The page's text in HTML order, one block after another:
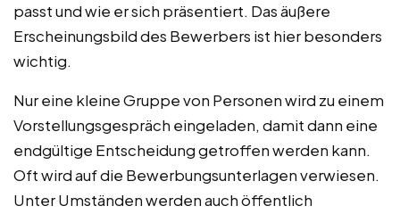
passt und wie er sich präsentiert. Das äußere
Erscheinungsbild des Bewerbers ist hier besonders
wichtig.
Nur eine kleine Gruppe von Personen wird zu einem
Vorstellungsgespräch eingeladen, damit dann eine
endgültige Entscheidung getroffen werden kann.
Oft wird auf die Bewerbungsunterlagen verwiesen.
Unter Umständen werden auch öffentlich